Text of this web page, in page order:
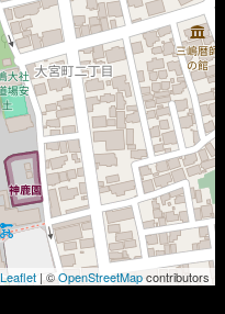
Leaflet | ©OpenStreetMapcontributors